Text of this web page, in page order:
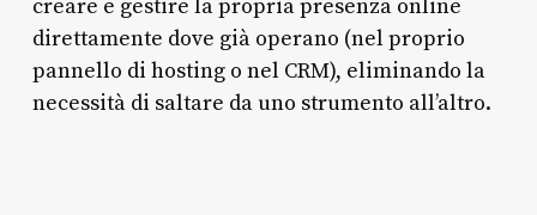
creare e gestire la propria presenza online
direttamente dove già operano (nel proprio
pannello di hosting o nel CRM), eliminando la
necessità di saltare da uno strumento all’altro.